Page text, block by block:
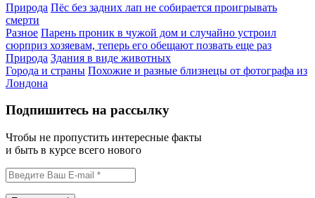
Природа Пёс без задних лап не собирается проигрывать
смерти
Разное Парень проник в чужой дом и случайно устроил
сюрприз хозяевам, теперь его обещают позвать еще раз
Природа Здания в виде животных
Города и страны Похожие и разные близнецы от фотографа из
Лондона
Подпишитесь на рассылку
Чтобы не пропустить интересные факты
и быть в курсе всего нового